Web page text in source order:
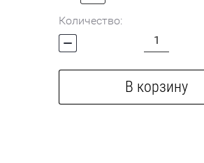
Количество:
В корзину